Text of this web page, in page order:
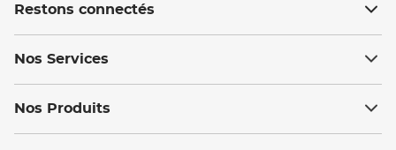
Restons connectés
Nos Services
Nos Produits